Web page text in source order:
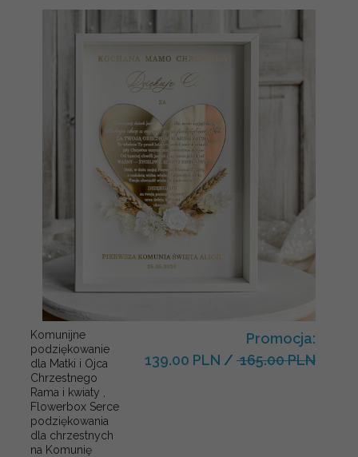
Komunijne
podziękowanie
dla Matki i Ojca
Chrzestnego
Rama i kwiaty ,
Flowerbox Serce
podziękowania
dla chrzestnych
na Komunię
Promocja:
139.00 PLN / 165.00 PLN